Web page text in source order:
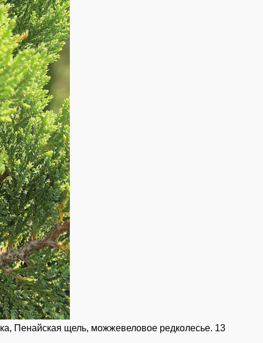
Пенайская щель, можжевеловое редколесье. 13